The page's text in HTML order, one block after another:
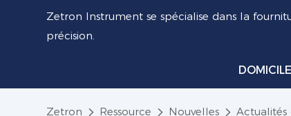
Zetron Instrument se spécialise dans la
précision.
DOMICILE
Zetron Ressource Nouvelles
Actualités